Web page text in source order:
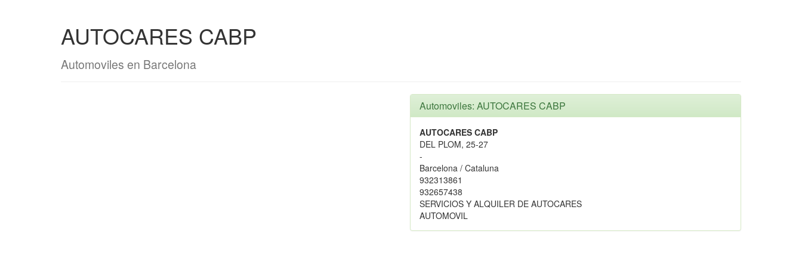
AUTOCARES CABP
Automoviles en Barcelona
Automoviles: AUTOCARES CABP
AUTOCARES CABP
DEL PLOM, 25-27
-
Barcelona / Cataluna
932313861
932657438
SERVICIOS Y ALQUILER DE AUTOCARES
AUTOMOVIL